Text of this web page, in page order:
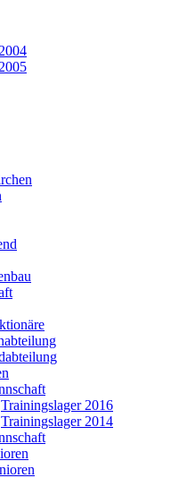
Trainingslager 2016
Trainingslager 2014